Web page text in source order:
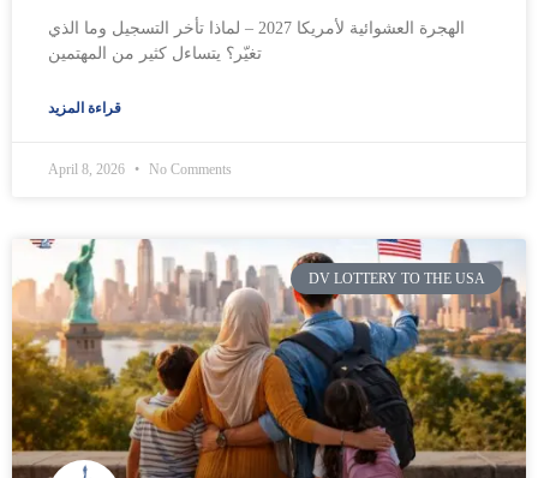
الهجرة العشوائية لأمريكا 2027 – لماذا تأخر التسجيل وما الذي
تغيّر؟ يتساءل كثير من المهتمين
قراءة المزيد
April 8, 2026 No Comments
DV LOTTERY TO THE USA